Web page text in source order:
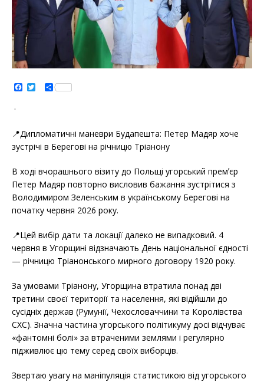
a
o
o
k
r
S
h
·
📍Дипломатичні маневри Будапешта: Петер Мадяр хоче
зустрічі в Берегові на річницю Тріанону
В ході вчорашнього візиту до Польщі угорський премʼєр
Петер Мадяр повторно висловив бажання зустрітися з
Володимиром Зеленським в українському Берегові на
початку червня 2026 року.
📍Цей вибір дати та локації далеко не випадковий. 4
червня в Угорщині відзначають День національної єдності
— річницю Тріанонського мирного договору 1920 року.
За умовами Тріанону, Угорщина втратила понад дві
третини своєї території та населення, які відійшли до
сусідніх держав (Румунії, Чехословаччини та Королівства
СХС). Значна частина угорського політикуму досі відчуває
«фантомні болі» за втраченими землями і регулярно
підживлює цю тему серед своїх виборців.
Звертаю увагу на маніпуляція статистикою від угорського